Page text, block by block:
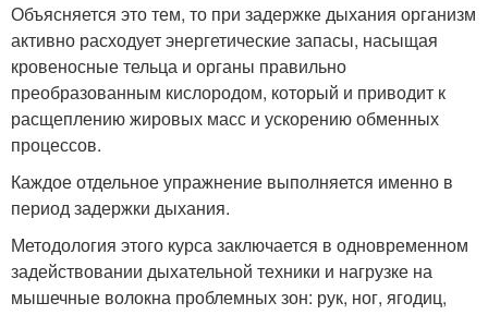
Объясняется это тем, то при задержке дыхания организм
активно расходует энергетические запасы, насыщая
кровеносные тельца и органы правильно
преобразованным кислородом, который и приводит к
расщеплению жировых масс и ускорению обменных
процессов.
Каждое отдельное упражнение выполняется именно в
период задержки дыхания.
Методология этого курса заключается в одновременном
задействовании дыхательной техники и нагрузке на
мышечные волокна проблемных зон: рук, ног, ягодиц,